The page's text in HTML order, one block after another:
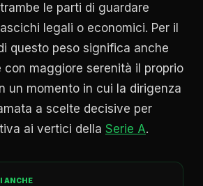
le parti di guardare
legali o economici. Per il
questo peso significa anche
con maggiore serenità il proprio
un momento in cui la dirigenza
a scelte decisive per
ai vertici della Serie A.
ANCHE